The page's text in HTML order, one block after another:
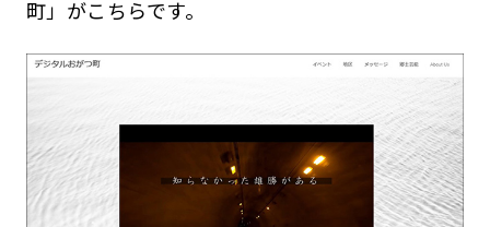
町」がこちらです。